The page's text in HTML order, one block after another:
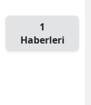
1
Haberleri